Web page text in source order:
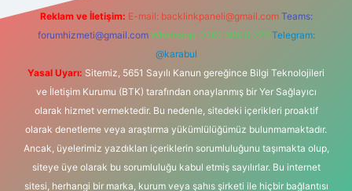
Reklam ve İletişim: E-mail: backlinkpaneli@gmail.com Teams:
forumhizmeti@gmail.com Whatsapp: 0262 606 0 726 Telegram:
@karabul
Yasal Uyarı: Sitemiz, 5651 Sayılı Kanun gereğince Bilgi Teknolojileri
ve İletişim Kurumu (BTK) tarafından onaylanmış bir Yer Sağlayıcı
olarak hizmet vermektedir. Bu nedenle, sitedeki içerikleri proaktif
olarak denetleme veya araştırma yükümlülüğümüz bulunmamaktadır.
Ancak, üyelerimiz yazdıkları içeriklerin sorumluluğunu taşımakta olup,
siteye üye olarak bu sorumluluğu kabul etmiş sayılırlar. Bu internet
sitesi, herhangi bir marka, kurum veya şahıs şirketi ile hiçbir bağlantısı